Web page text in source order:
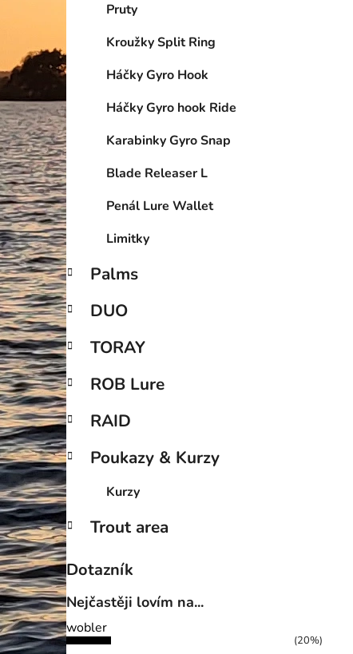
Pruty
Kroužky Split Ring
Háčky Gyro Hook
Háčky Gyro hook Ride
Karabinky Gyro Snap
Blade Releaser L
Penál Lure Wallet
Limitky
Palms
DUO
TORAY
ROB Lure
RAID
Poukazy & Kurzy
Kurzy
Trout area
Dotazník
Nejčastěji lovím na...
wobler
(20%)